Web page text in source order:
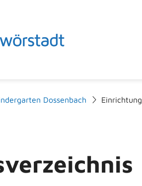
Dossenbach Einrichtung